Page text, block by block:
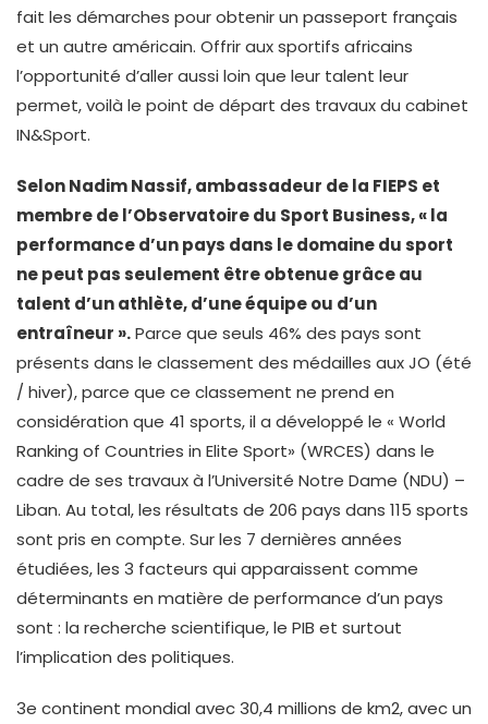
fait les démarches pour obtenir un passeport français
et un autre américain. Offrir aux sportifs africains
l’opportunité d’aller aussi loin que leur talent leur
permet, voilà le point de départ des travaux du cabinet
IN&Sport.
Selon Nadim Nassif, ambassadeur de la FIEPS et
membre de l’Observatoire du Sport Business, « la
performance d’un pays dans le domaine du sport
ne peut pas seulement être obtenue grâce au
talent d’un athlète, d’une équipe ou d’un
entraîneur ».Parce que seuls 46% des pays sont
présents dans le classement des médailles aux JO (été
/ hiver), parce que ce classement ne prend en
considération que 41 sports, il a développé le « World
Ranking of Countries in Elite Sport» (WRCES) dans le
cadre de ses travaux à l’Université Notre Dame (NDU) –
Liban. Au total, les résultats de 206 pays dans 115 sports
sont pris en compte. Sur les 7 dernières années
étudiées, les 3 facteurs qui apparaissent comme
déterminants en matière de performance d’un pays
sont : la recherche scientifique, le PIB et surtout
l’implication des politiques.
3e continent mondial avec 30,4 millions de km2, avec un